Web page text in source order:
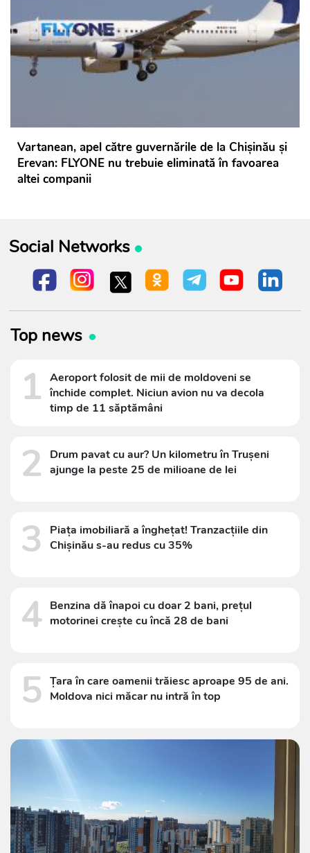
Vartanean, apel către guvernările de la Chișinău și
Erevan: FLYONE nu trebuie eliminată în favoarea
altei companii
Social Networks
Top news
1 Aeroport folosit de mii de moldoveni se
închide complet. Niciun avion nu va decola
timp de 11 săptămâni
2
Drum pavat cu aur? Un kilometru în Trușeni
ajunge la peste 25 de milioane de lei
3
Piața imobiliară a înghețat! Tranzacțiile din
Chișinău s-au redus cu 35%
4 Benzina dă înapoi cu doar 2 bani, prețul
motorinei crește cu încă 28 de bani
5 Țara în care oamenii trăiesc aproape 95 de ani.
Moldova nici măcar nu intră în top